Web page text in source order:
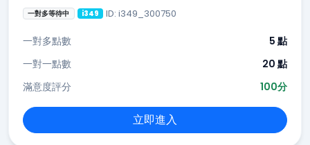
一對多等待中 i349 ID: i349_300750
一對多點數
5 點
一對一點數
20 點
滿意度評分
100分
立即進入